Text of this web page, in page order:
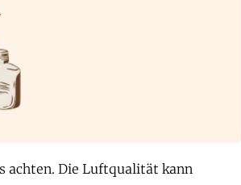
achten. Die Luftqualität kann